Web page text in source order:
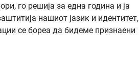
го решија за една година и ја
нашиот јазик и идентитет,
се бореа да бидеме признаени